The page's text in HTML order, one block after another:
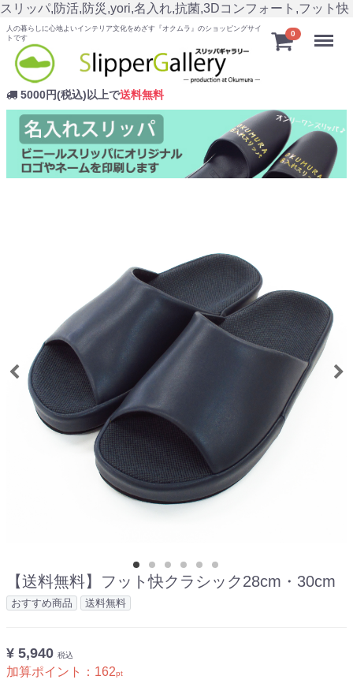
スリッパ,防活,防災,yori,名入れ,抗菌,3Dコンフォート,フット快
人の暮らしに心地よいインテリア文化をめざす『オクムラ』のショッピングサイ
トです
5000円(税込)以上で送料無料
0 Menu
【送料無料】フット快クラシック28cm・30cm
おすすめ商品 送料無料
¥ 5,940 税込
加算ポイント： 162pt